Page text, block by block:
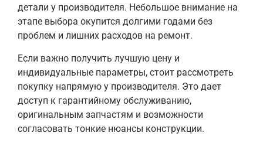
детали у производителя. Небольшое внимание на
этапе выбора окупится долгими годами без
проблем и лишних расходов на ремонт.
Если важно получить лучшую цену и
индивидуальные параметры, стоит рассмотреть
покупку напрямую у производителя. Это дает
доступ к гарантийному обслуживанию,
оригинальным запчастям и возможности
согласовать тонкие нюансы конструкции.